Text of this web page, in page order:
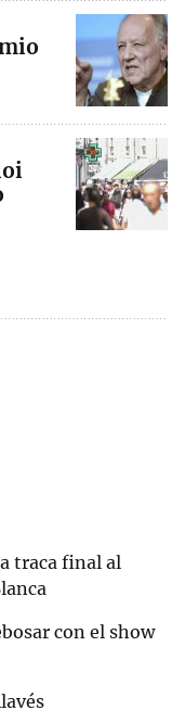
traca final al
con el show